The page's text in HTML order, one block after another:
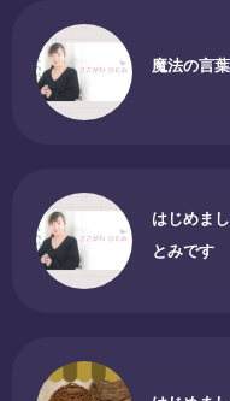
魔法の言
はじめま
とみです